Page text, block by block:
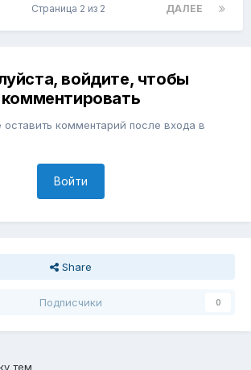
ДАЛЕЕ
Страница 2 из 2
войдите, чтобы
комментировать
комментарий после входа в
Войти
Share
Подписчики 0
тем